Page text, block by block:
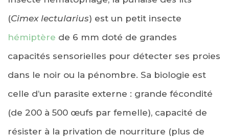
(Cimex lectularius) est un petit insecte
hémiptère de 6 mm doté de grandes
capacités sensorielles pour détecter ses proies
dans le noir ou la pénombre. Sa biologie est
celle d’un parasite externe : grande fécondité
(de 200 à 500 œufs par femelle), capacité de
résister à la privation de nourriture (plus de